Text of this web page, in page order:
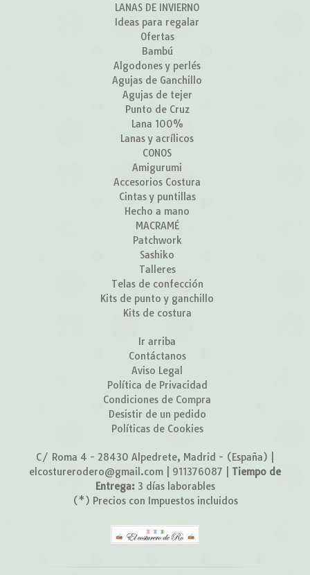
LANAS DE INVIERNO
Ideas para regalar
Ofertas
Bambú
Algodones y perlés
Agujas de Ganchillo
Agujas de tejer
Punto de Cruz
Lana 100%
Lanas y acrílicos
CONOS
Amigurumi
Accesorios Costura
Cintas y puntillas
Hecho a mano
MACRAMÉ
Patchwork
Sashiko
Talleres
Telas de confección
Kits de punto y ganchillo
Kits de costura
Ir arriba
Contáctanos
Aviso Legal
Política de Privacidad
Condiciones de Compra
Desistir de un pedido
Políticas de Cookies
C/ Roma 4 - 28430 Alpedrete, Madrid - (España) |
elcosturerodero@gmail.com | 911376087
Tiempo de
Entrega: 3 días laborables
(*) Precios con Impuestos incluidos